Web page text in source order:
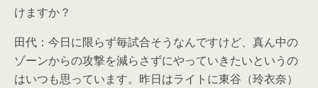
けますか？
田代：今日に限らず毎試合そうなんですけど、真ん中の
ゾーンからの攻撃を減らさずにやっていきたいというの
はいつも思っています。昨日はライトに東谷（玲衣奈）